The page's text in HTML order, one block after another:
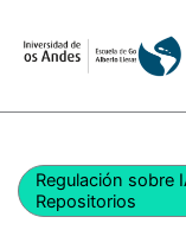
Regulación sobre
Repositorios